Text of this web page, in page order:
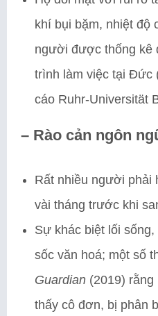
khí bụi bặm, nhiệt độ
người được thống kê
trình làm việc tại Đức
cáo Ruhr-Universität
– Rào cản ngôn
Rất nhiều người phải
vài tháng trước khi
Sự khác biệt lối
sốc văn hoá; một số
Guardian (2019)
thấy cô đơn, bị phân